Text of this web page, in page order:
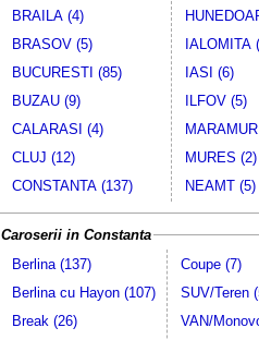
FIAT
ALBEA
CHEVROLET
DAEWOO
NUBIRA 2
VW
PASSAT TDI
BMW
520
OPEL
ASTRA
DACIA
LOGAN
BRAILA (4)
BRASOV (5)
BUCURESTI (85)
BUZAU (9)
CALARASI (4)
CLUJ (12)
CONSTANTA (137)
IALOMITA
IASI (6)
ILFOV (5)
MURES (2)
NEAMT (5)
Caroserii in Constanta
Berlina (137)
Berlina cu Hayon (107)
Break (26)
Coupe (7)
SUV/Teren
VAN/